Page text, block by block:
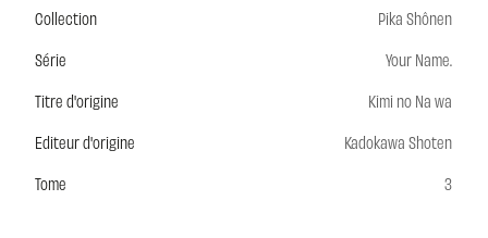
Collection
Pika Shônen
Série
Your Name.
Titre d'origine
Kimi no Na wa
Editeur d'origine
Kadokawa Shoten
Tome
3